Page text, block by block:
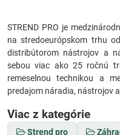
STREND PRO je
na stredoeurópskom trhu
distribútorom nástrojov a
sebou viac ako 25 ročnú
remeselnou technikou a
predajom náradia, nástrojov
Viac z kategórie
Strend pro